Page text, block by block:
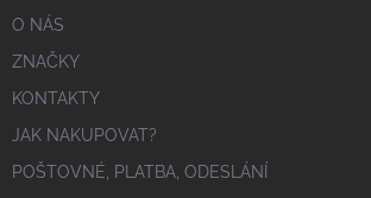
O NÁS
ZNAČKY
KONTAKTY
JAK NAKUPOVAT?
POŠTOVNÉ, PLATBA, ODESLÁNÍ